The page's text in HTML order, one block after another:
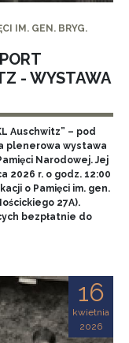
IM. GEN. BRYG.
- WYSTAWA
Auschwitz” – pod
plenerowa wystawa
Narodowej. Jej
2026 r. o godz. 12:00
o Pamięci im. gen.
27A).
bezpłatnie do
16
kwietnia
2026